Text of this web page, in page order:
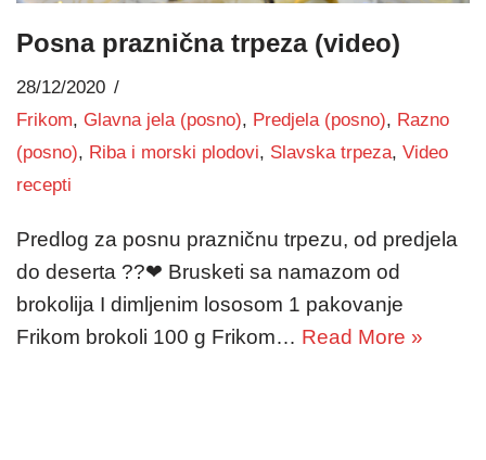
Posna praznična trpeza (video)
28/12/2020
Frikom, Glavna jela (posno), Predjela (posno), Razno
(posno), Riba i morski plodovi, Slavska trpeza, Video
recepti
Predlog za posnu prazničnu trpezu, od predjela
do deserta ??❤ Brusketi sa namazom od
brokolija I dimljenim lososom 1 pakovanje
Frikom brokoli 100 g Frikom… Read More »